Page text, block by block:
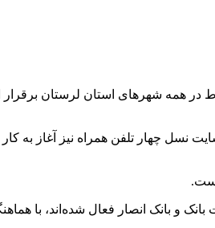
در همه شهرهای استان لرستان
چهار تلفن همراه نیز آغاز به کار